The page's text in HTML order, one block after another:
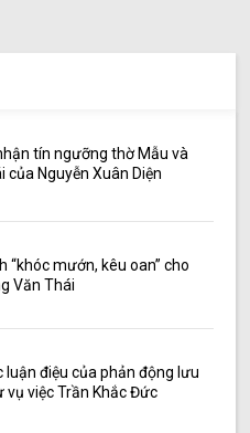
tín ngưỡng thờ Mẫu và
của Nguyễn Xuân Diện
“khóc mướn, kêu oan” cho
Văn Thái
luận điệu của phản động lưu
vụ việc Trần Khắc Đức